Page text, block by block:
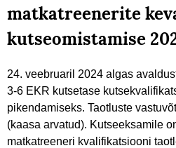
matkatreenerite
kutseomistamise
24. veebruaril 2024 algas
3-6 EKR kutsetase
pikendamiseks. Taotluste
(kaasa arvatud). Kutseeksamile
matkatreeneri kvalifikatsiooni